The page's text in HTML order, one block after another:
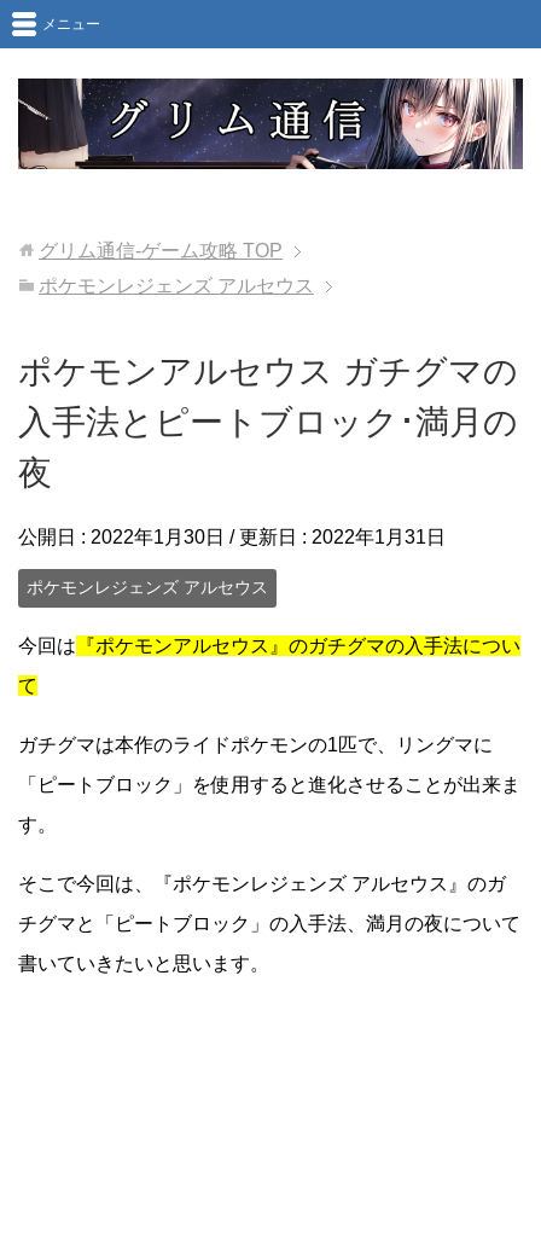
メニュー
グリム通信-ゲーム攻略 TOP
ポケモンレジェンズ アルセウス
ポケモンアルセウス ガチグマの
入手法とピートブロック･満月の
夜
公開日 : 2022年1月30日 / 更新日 : 2022年1月31日
ポケモンレジェンズ アルセウス
今回は 『ポケモンアルセウス』のガチグマの入手法につい
て
ガチグマは本作のライドポケモンの1匹で、リングマに
「ピートブロック」を使用すると進化させることが出来ま
す。
そこで今回は、『ポケモンレジェンズ アルセウス』のガ
チグマと「ピートブロック」の入手法、満月の夜について
書いていきたいと思います。